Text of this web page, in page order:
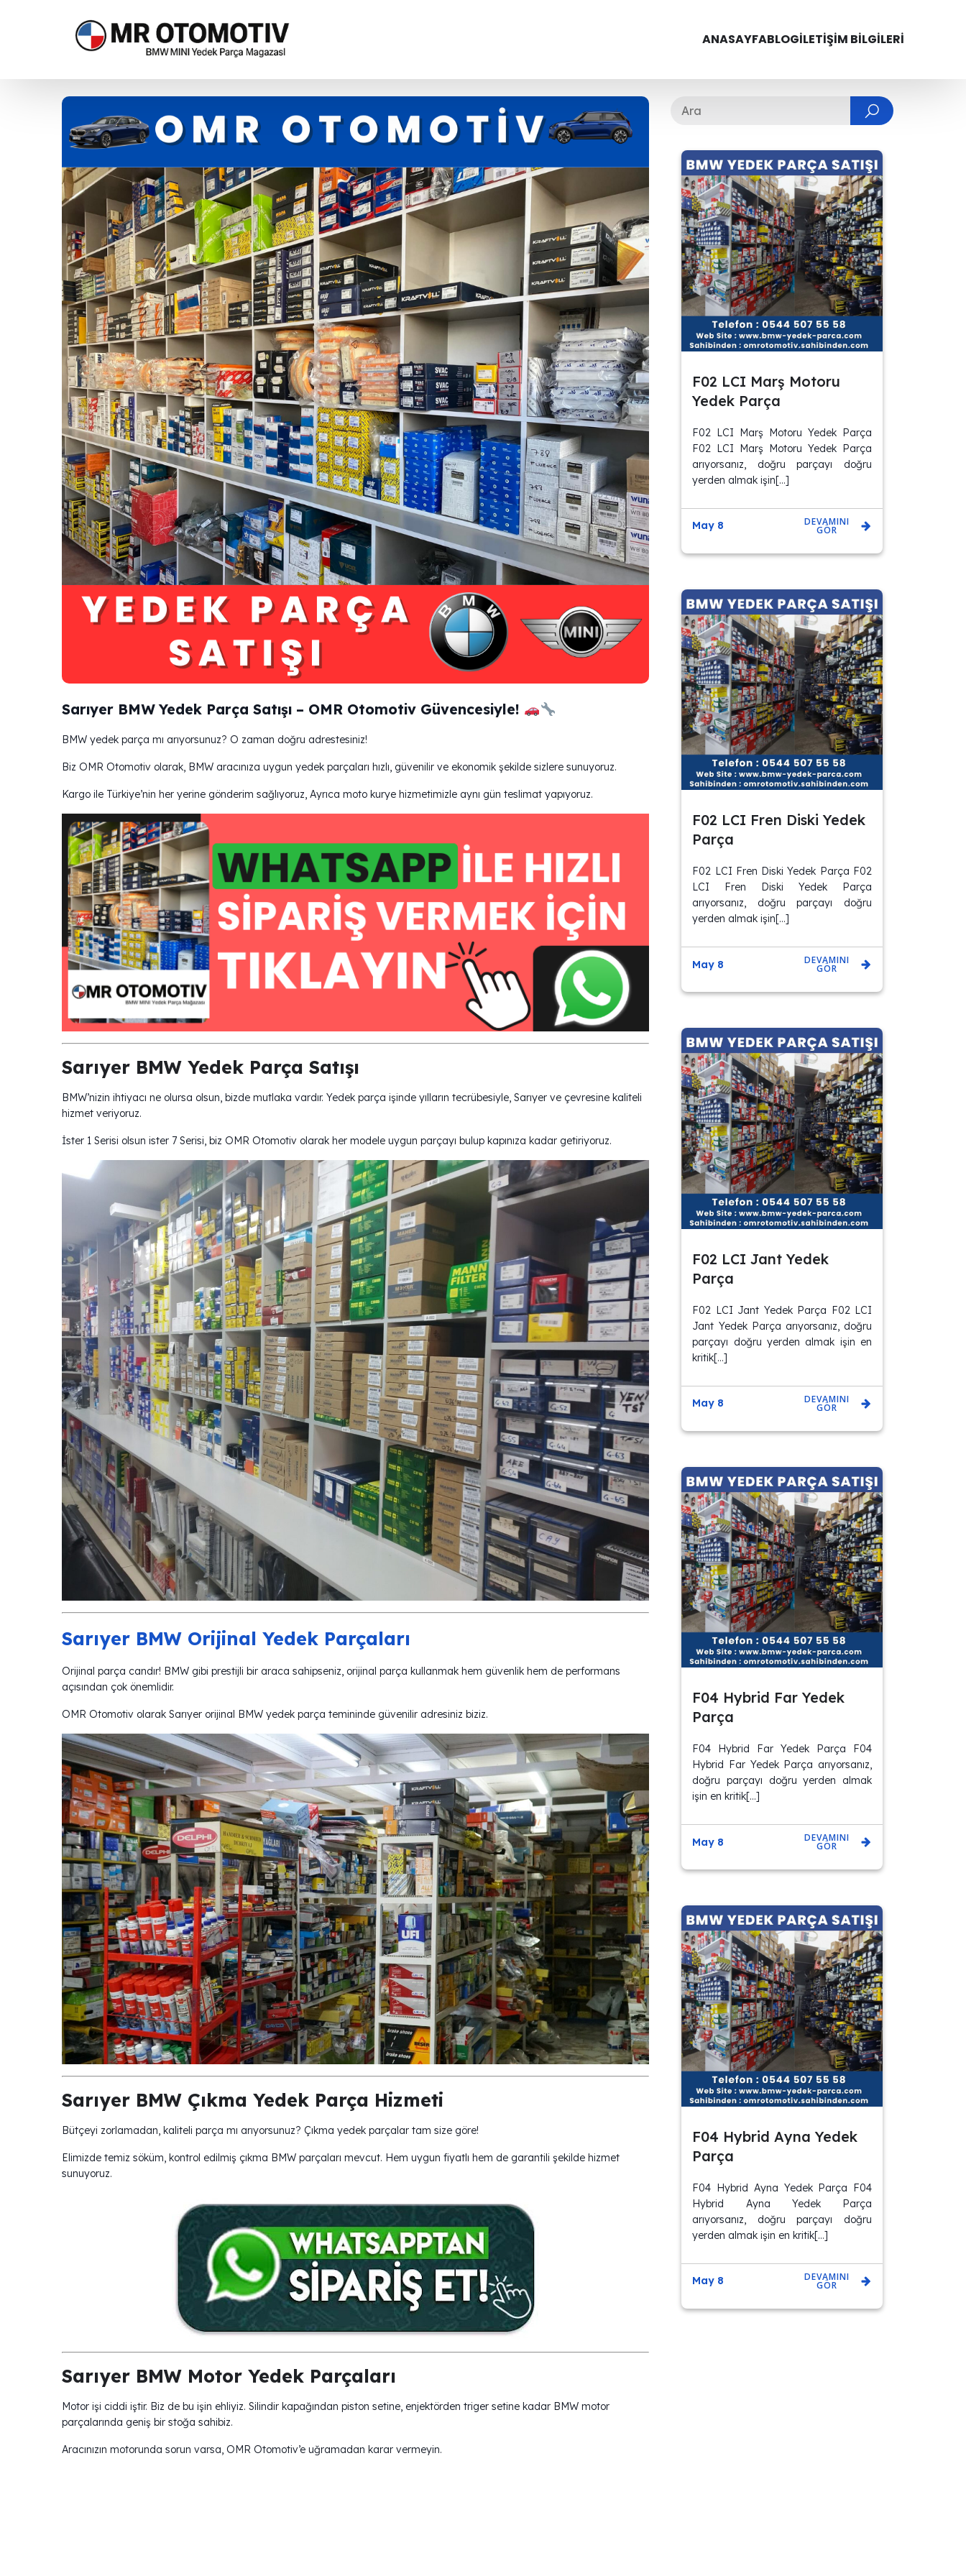
ANASAYFABLOGİLETIŞIM BILGILERI
Sarıyer BMW Yedek Parça Satışı – OMR Otomotiv Güvencesiyle!
BMW yedek parça mı arıyorsunuz? O zaman doğru adrestesiniz!
Biz OMR Otomotiv olarak, BMW aracınıza uygun yedek parçaları hızlı, güvenilir ve ekonomik şekilde sizlere sunuyoruz.
Kargo ile Türkiye’nin her yerine gönderim sağlıyoruz, Ayrıca moto kurye hizmetimizle aynı gün teslimat yapıyoruz.
Sarıyer BMW Yedek Parça Satışı
BMW’nizin ihtiyacı ne olursa olsun, bizde mutlaka vardır. Yedek parça işinde yılların tecrübesiyle, Sarıyer ve çevresine kaliteli
hizmet veriyoruz.
İster 1 Serisi olsun ister 7 Serisi, biz OMR Otomotiv olarak her modele uygun parçayı bulup kapınıza kadar getiriyoruz.
Sarıyer BMW Orijinal Yedek Parçaları
Orijinal parça candır! BMW gibi prestijli bir araca sahipseniz, orijinal parça kullanmak hem güvenlik hem de performans
açısından çok önemlidir.
OMR Otomotiv olarak Sarıyer orijinal BMW yedek parça temininde güvenilir adresiniz biziz.
Sarıyer BMW Çıkma Yedek Parça Hizmeti
Bütçeyi zorlamadan, kaliteli parça mı arıyorsunuz? Çıkma yedek parçalar tam size göre!
Elimizde temiz söküm, kontrol edilmiş çıkma BMW parçaları mevcut. Hem uygun fiyatlı hem de garantili şekilde hizmet
sunuyoruz.
Sarıyer BMW Motor Yedek Parçaları
Motor işi ciddi iştir. Biz de bu işin ehliyiz. Silindir kapağından piston setine, enjektörden triger setine kadar BMW motor
parçalarında geniş bir stoğa sahibiz.
Aracınızın motorunda sorun varsa, OMR Otomotiv’e uğramadan karar vermeyin.
F02 LCI Marş Motoru
Yedek Parça
F02 LCI Marş Motoru Yedek Parça
F02 LCI Marş Motoru Yedek Parça
arıyorsanız, doğru parçayı doğru
yerden almak işin[…]
May 8 DEVAMINI
GÖR
F02 LCI Fren Diski Yedek
Parça
F02 LCI Fren Diski Yedek Parça F02
LCI Fren Diski Yedek Parça
arıyorsanız, doğru parçayı doğru
yerden almak işin[…]
May 8 DEVAMINI
GÖR
F02 LCI Jant Yedek
Parça
F02 LCI Jant Yedek Parça F02 LCI
Jant Yedek Parça arıyorsanız, doğru
parçayı doğru yerden almak işin en
kritik[…]
May 8 DEVAMINI
GÖR
F04 Hybrid Far Yedek
Parça
F04 Hybrid Far Yedek Parça F04
Hybrid Far Yedek Parça arıyorsanız,
doğru parçayı doğru yerden almak
işin en kritik[…]
May 8 DEVAMINI
GÖR
F04 Hybrid Ayna Yedek
Parça
F04 Hybrid Ayna Yedek Parça F04
Hybrid Ayna Yedek Parça
arıyorsanız, doğru parçayı doğru
yerden almak işin en kritik[…]
May 8 DEVAMINI
GÖR